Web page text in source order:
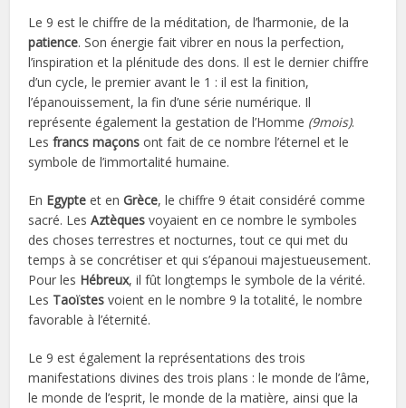
Le 9 est le chiffre de la méditation, de l’harmonie, de la
patience. Son énergie fait vibrer en nous la perfection,
l’inspiration et la plénitude des dons. Il est le dernier chiffre
d’un cycle, le premier avant le 1 : il est la finition,
l’épanouissement, la fin d’une série numérique. Il
représente également la gestation de l’Homme (9mois).
Lesfrancs maçons ont fait de ce nombre l’éternel et le
symbole de l’immortalité humaine.
En Egypte et enGrèce, le chiffre 9 était considéré comme
sacré. LesAztèques voyaient en ce nombre le symboles
des choses terrestres et nocturnes, tout ce qui met du
temps à se concrétiser et qui s’épanoui majestueusement.
Pour les Hébreux, il fût longtemps le symbole de la vérité.
Les Taoïstes voient en le nombre 9 la totalité, le nombre
favorable à l’éternité.
Le 9 est également la représentations des trois
manifestations divines des trois plans : le monde de l’âme,
le monde de l’esprit, le monde de la matière, ainsi que la